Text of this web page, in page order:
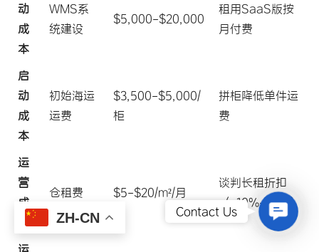
动
成
本
WMS系
统建设
$5,000-$20,000
租用SaaS版按
月付费
启
动
成
本
初始海运
运费
$3,500-$5,000/
柜
拼柜降低单件运
费
运
营
成
本
仓租费 $5-$20/m²/月
谈判长租折扣
（-10%-20%）
运
ZH-CN
Contact
Contact Us